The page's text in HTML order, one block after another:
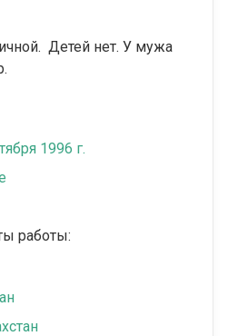
Детей нет. У мужа
1996 г.
работы: